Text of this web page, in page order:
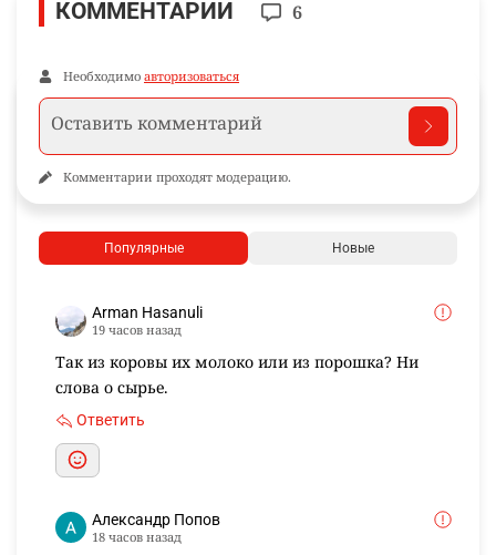
Необходимоавторизоваться
Комментарии проходят модерацию.
Arman Hasanuli
19 часов назад
Так из коровы их молоко или из порошка? Ни
слова о сырье.
Ответить
Александр Попов